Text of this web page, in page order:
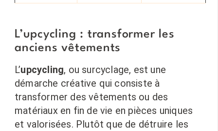
L’upcycling : transformer les
anciens vêtements
L’upcycling, ou surcyclage, est une
démarche créative qui consiste à
transformer des vêtements ou des
matériaux en fin de vie en pièces uniques
et valorisées. Plutôt que de détruire les